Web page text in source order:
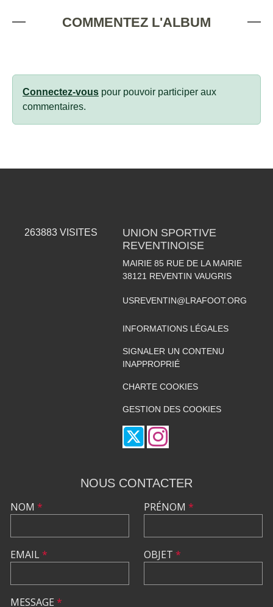
COMMENTEZ L'ALBUM
Connectez-vous pour pouvoir participer aux
commentaires.
263883 VISITES
UNION SPORTIVE
REVENTINOISE
MAIRIE 85 RUE DE LA MAIRIE
38121 REVENTIN VAUGRIS
USREVENTIN@LRAFOOT.ORG
INFORMATIONS LÉGALES
SIGNALER UN CONTENU
INAPPROPRIÉ
CHARTE COOKIES
GESTION DES COOKIES
NOUS CONTACTER
NOM *
EMAIL*
PRÉNOM *
OBJET *
MESSAGE *